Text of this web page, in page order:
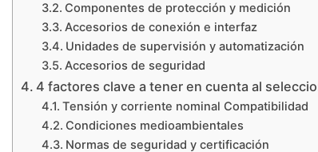
Componentes de protección y medición
Accesorios de conexión e interfaz
Unidades de supervisión y automatización
Accesorios de seguridad
4 factores clave a tener en cuenta al
Tensión y corriente nominal Compatibilidad
Condiciones medioambientales
Normas de seguridad y certificación